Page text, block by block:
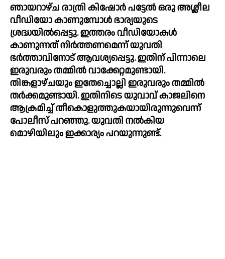
ഞായറാഴ്ച രാത്രി കിഷോർ പട്ടേൽ ഒരു അശ്ലീല
വീഡിയോ കാണുമ്പോൾ ഭാര്യയുടെ
ശ്രദ്ധയിൽപ്പെട്ടു. ഇത്തരം വീഡിയോകൾ
കാണുന്നത് നിർത്തണമെന്ന് യുവതി
ഭർത്താവിനോട് ആവശ്യപ്പെട്ടു. ഇതിന് പിന്നാലെ
ഇരുവരും തമ്മിൽ വാക്കേറ്റമുണ്ടായി.
തിങ്കളാഴ്ചയും ഇതേച്ചൊല്ലി ഇരുവരും തമ്മിൽ
തർക്കമുണ്ടായി. ഇതിനിടെ യുവാവ് കാജലിനെ
ആക്രമിച്ച് തീകൊളുത്തുകയായിരുന്നുവെന്ന്
പോലീസ് പറഞ്ഞു. യുവതി നൽകിയ
മൊഴിയിലും ഇക്കാര്യം പറയുന്നുണ്ട്.